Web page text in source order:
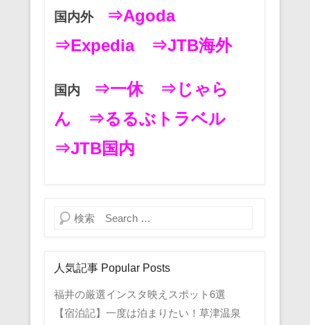
国内外
⇒Agoda
⇒Expedia
⇒JTB海外
国内 ⇒一休
⇒じゃら
ん
⇒るるぶトラベル
⇒JTB国内
検索
人気記事 Popular Posts
福井の厳選インスタ映えスポット6選
【宿泊記】一度は泊まりたい！草津温泉